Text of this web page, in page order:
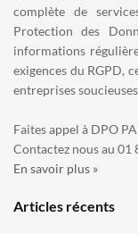
complète de
Protection des
informations
exigences du RGPD,
entreprises
Faites appel à DPO
Contactez nous au 01
En savoir plus »
Articles récents